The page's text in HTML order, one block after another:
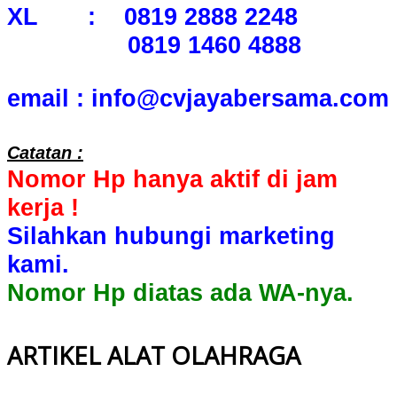
XL : 0819 2888 2248
0819 1460 4888
email : info@cvjayabersama.com
Catatan :
Nomor Hp hanya aktif di jam
kerja !
Silahkan hubungi marketing
kami.
Nomor Hp diatas ada WA-nya.
ARTIKEL ALAT OLAHRAGA